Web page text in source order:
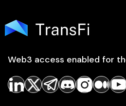
Web3 access enabled for